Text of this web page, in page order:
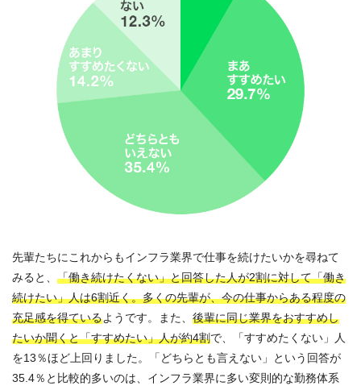
先輩たちにこれからもインフラ業界で仕事を続けたいかを尋ねて
みると、 「働き続けたくない」と回答した人が2割に対して「働き
続けたい」人は6割近く。多くの先輩が、今の仕事からある程度の
充足感を得ているようです。また、 後輩に同じ業界をおすすめし
たいか聞くと「すすめたい」人が約4割で、「すすめたくない」人
を13％ほど上回りました。「どちらとも言えない」という回答が
35.4％と比較的多いのは、インフラ業界に多い変則的な勤務体系